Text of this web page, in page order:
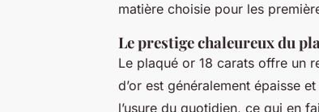
matière choisie pour les
Le prestige chaleureux du
Le plaqué or 18 carats offre un
d’or est généralement épaisse
l’usure du quotidien, ce qui en